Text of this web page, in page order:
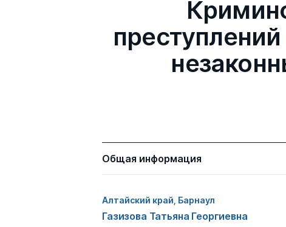
Общая информация
Алтайский край, Барнаул
Газизова Татьяна Георгиевна